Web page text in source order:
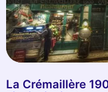
La Crémaillère